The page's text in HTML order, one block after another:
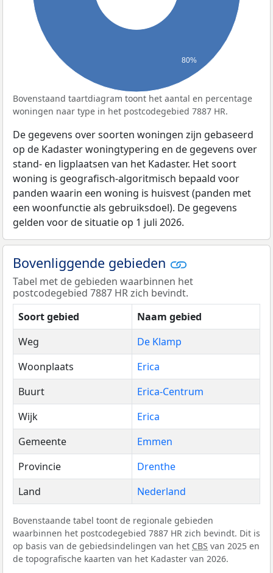
80%
Bovenstaand taartdiagram toont het aantal en percentage
woningen naar type in het postcodegebied 7887 HR.
De gegevens over soorten woningen zijn gebaseerd
op de Kadaster woningtypering en de gegevens over
stand- en ligplaatsen van het Kadaster. Het soort
woning is geografisch-algoritmisch bepaald voor
panden waarin een woning is huisvest (panden met
een woonfunctie als gebruiksdoel). De gegevens
gelden voor de situatie op 1 juli 2026.
Bovenliggende gebieden
Tabel met de gebieden waarbinnen het
postcodegebied 7887 HR zich bevindt.
Soort gebied
Naam gebied
Weg
De Klamp
Woonplaats
Erica
Buurt
Erica-Centrum
Wijk
Erica
Gemeente
Emmen
Provincie
Drenthe
Land
Nederland
Bovenstaande tabel toont de regionale gebieden
waarbinnen het postcodegebied 7887 HR zich bevindt. Dit is
op basis van de gebiedsindelingen van het CBS van 2025 en
de topografische kaarten van het Kadaster van 2026.